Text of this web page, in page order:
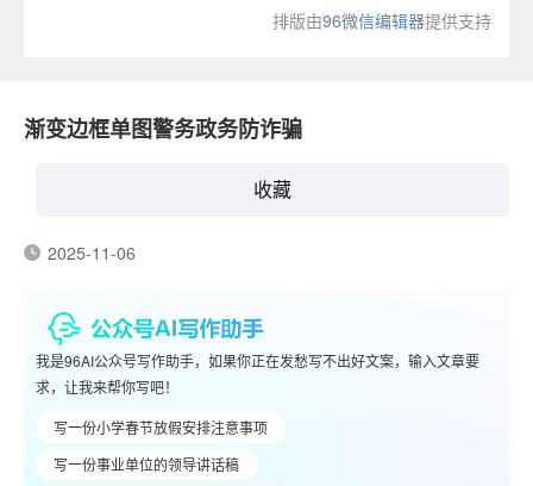
排版由96微信编辑器提供支持
渐变边框单图警务政务防诈骗
收藏
2025-11-06
我是96AI公众号写作助手，如果你正在发愁写不出好文案，输入文章要
求，让我来帮你写吧！
写一份小学春节放假安排注意事项
写一份事业单位的领导讲话稿